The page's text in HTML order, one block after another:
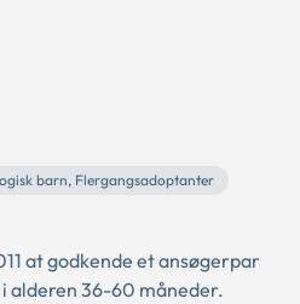
barn, Flergangsadoptanter
at godkende et ansøgerpar
alderen 36-60 måneder.